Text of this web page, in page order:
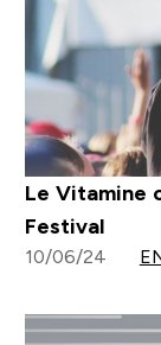
Le Vitamine
Festival
10/06/24